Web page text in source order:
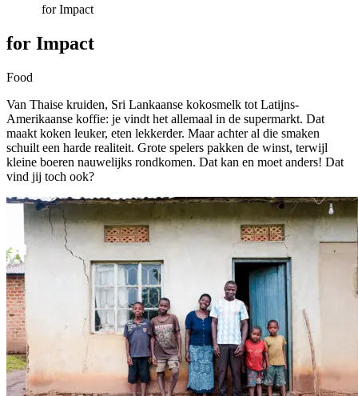
for Impact
for Impact
Food
Van Thaise kruiden, Sri Lankaanse kokosmelk tot Latijns-
Amerikaanse koffie: je vindt het allemaal in de supermarkt. Dat
maakt koken leuker, eten lekkerder. Maar achter al die smaken
schuilt een harde realiteit. Grote spelers pakken de winst, terwijl
kleine boeren nauwelijks rondkomen. Dat kan en moet anders! Dat
vind jij toch ook?